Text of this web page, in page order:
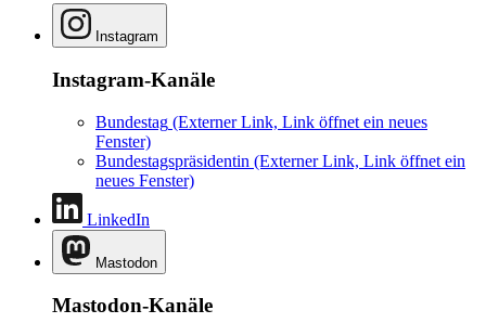
Instagram
Instagram-Kanäle
Bundestag (Externer Link, Link öffnet ein neues
Fenster)
Bundestagspräsidentin (Externer Link, Link öffnet ein
neues Fenster)
LinkedIn
Mastodon
Mastodon-Kanäle